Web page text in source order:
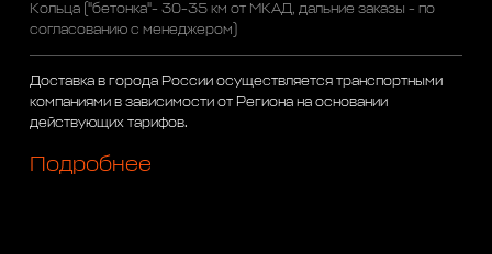
Кольца ("бетонка"- 30-35 км от МКАД, дальние заказы - по
согласованию с менеджером)
Доставка в города России осуществляется транспортными
компаниями в зависимости от Региона на основании
действующих тарифов.
Подробнее